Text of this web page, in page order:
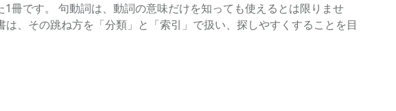
です。 句動詞は、動詞の意味だけを知っても使えるとは限りませ
、その跳ね方を「分類」と「索引」で扱い、探しやすくすることを目